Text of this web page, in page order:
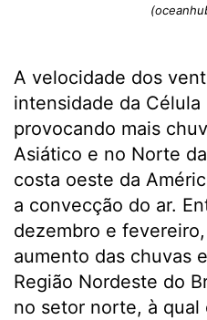
A velocidade dos
intensidade da Célula
provocando mais
Asiático e no Norte
costa oeste da
a convecção do ar.
dezembro e
aumento das chuvas
Região Nordeste do
no setor norte, à qual